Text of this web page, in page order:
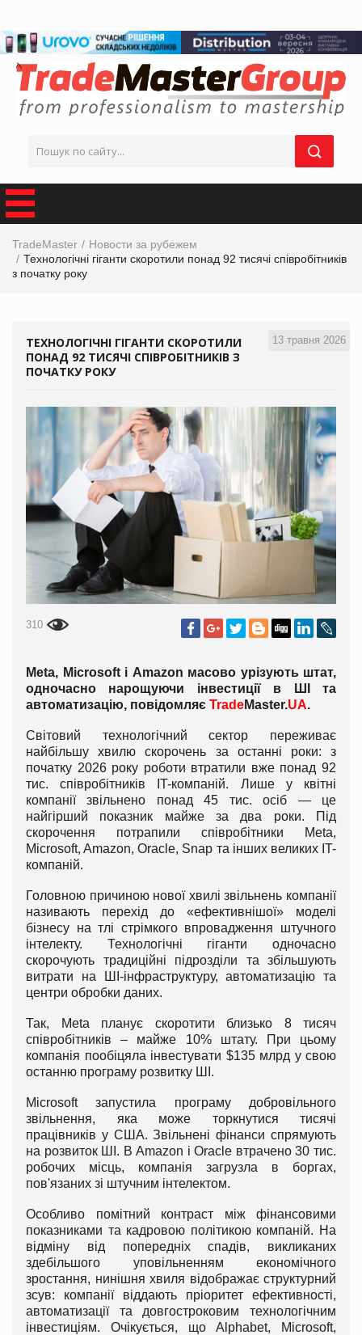
TradeMaster
Новости за рубежем
Технологічні гіганти скоротили понад 92 тисячі співробітників
з початку року
13 травня 2026
ТЕХНОЛОГІЧНІ ГІГАНТИ СКОРОТИЛИ
ПОНАД 92 ТИСЯЧІ СПІВРОБІТНИКІВ З
ПОЧАТКУ РОКУ
310
Meta, Microsoft і Amazon масово урізують штат,
одночасно нарощуючи інвестиції в ШІ та
автоматизацію, повідомляє TradeMaster.UA.
Світовий технологічний сектор переживає
найбільшу хвилю скорочень за останні роки: з
початку 2026 року роботи втратили вже понад 92
тис. співробітників IT-компаній. Лише у квітні
компанії звільнено понад 45 тис. осіб — це
найгірший показник майже за два роки. Під
скорочення потрапили співробітники Meta,
Microsoft, Amazon, Oracle, Snap та інших великих IT-
компаній.
Головною причиною нової хвилі звільнень компанії
називають перехід до «ефективнішої» моделі
бізнесу на тлі стрімкого впровадження штучного
інтелекту. Технологічні гіганти одночасно
скорочують традиційні підрозділи та збільшують
витрати на ШІ-інфраструктуру, автоматизацію та
центри обробки даних.
Так, Meta планує скоротити близько 8 тисяч
співробітників – майже 10% штату. При цьому
компанія пообіцяла інвестувати $135 млрд у свою
останню програму розвитку ШІ.
Microsoft запустила програму добровільного
звільнення, яка може торкнутися тисячі
працівників у США. Звільнені фінанси спрямують
на розвиток ШІ. В Amazon і Oracle втрачено 30 тис.
робочих місць, компанія загрузла в боргах,
пов'язаних зі штучним інтелектом.
Особливо помітний контраст між фінансовими
показниками та кадровою політикою компаній. На
відміну від попередніх спадів, викликаних
здебільшого уповільненням економічного
зростання, нинішня хвиля відображає структурний
зсув: компанії віддають пріоритет ефективності,
автоматизації та довгостроковим технологічним
інвестиціям. Очікується, що Alphabet, Microsoft,